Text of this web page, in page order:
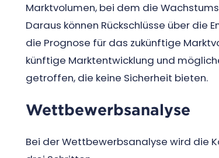
Marktvolumen, bei dem die
Daraus können Rückschlüsse über die
die Prognose für das zukünftige
künftige Marktentwicklung und
getroffen, die keine Sicherheit bieten.
Wettbewerbsanalyse
Bei der Wettbewerbsanalyse wird die